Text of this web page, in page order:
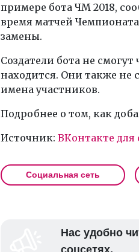
примере бота ЧМ 2018,
время матчей
замены.
Создатели бота не
находится. Они также не
имена участников.
Подробнее о том, как
Источник: ВКонтакте для
Социальная сеть
Нас удобно